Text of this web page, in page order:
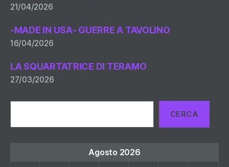
21/04/2026
-MADE IN USA- GUERRE A TAVOLINO
16/04/2026
LA SQUARTATRICE DI TERAMO
27/03/2026
CERCA
Agosto 2026